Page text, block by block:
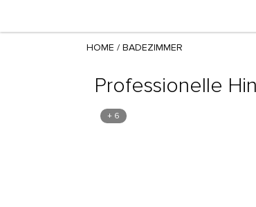
HOME / BADEZIMMER
Professionelle
+ 6